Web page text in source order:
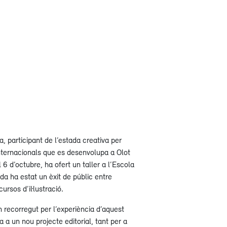
participant de l’estada creativa per
que es desenvolupa a Olot
d’octubre, ha ofert un taller a l’Escola
ha estat un èxit de públic entre
d’il·lustració.
per l’experiència d’aquest
a un nou projecte editorial, tant per a